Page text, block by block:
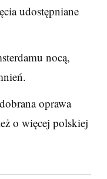
udostępniane
nocą,
oprawa
o więcej polskiej